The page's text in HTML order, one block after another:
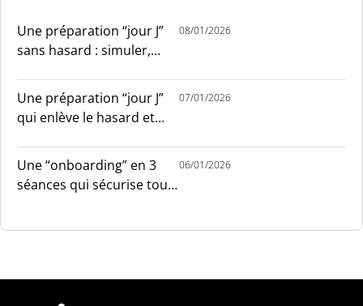
Une préparation “jour J”
sans hasard : simuler,
08/01/2026
Une préparation “jour J”
qui enlève le hasard et
07/01/2026
Une “onboarding” en 3
séances qui sécurise tout
06/01/2026